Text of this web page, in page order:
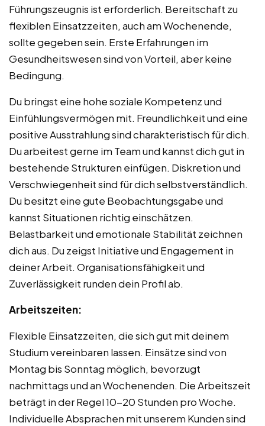
Führungszeugnis ist erforderlich. Bereitschaft zu
flexiblen Einsatzzeiten, auch am Wochenende,
sollte gegeben sein. Erste Erfahrungen im
Gesundheitswesen sind von Vorteil, aber keine
Bedingung.
Du bringst eine hohe soziale Kompetenz und
Einfühlungsvermögen mit. Freundlichkeit und eine
positive Ausstrahlung sind charakteristisch für dich.
Du arbeitest gerne im Team und kannst dich gut in
bestehende Strukturen einfügen. Diskretion und
Verschwiegenheit sind für dich selbstverständlich.
Du besitzt eine gute Beobachtungsgabe und
kannst Situationen richtig einschätzen.
Belastbarkeit und emotionale Stabilität zeichnen
dich aus. Du zeigst Initiative und Engagement in
deiner Arbeit. Organisationsfähigkeit und
Zuverlässigkeit runden dein Profil ab.
Arbeitszeiten:
Flexible Einsatzzeiten, die sich gut mit deinem
Studium vereinbaren lassen. Einsätze sind von
Montag bis Sonntag möglich, bevorzugt
nachmittags und an Wochenenden. Die Arbeitszeit
beträgt in der Regel 10-20 Stunden pro Woche.
Individuelle Absprachen mit unserem Kunden sind